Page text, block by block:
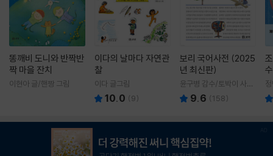
똥깨비 도니와 반짝반
짝 마을 잔치
이현아 글/핸짱 그림
이다의 날마다 자연관
찰
이다 글그림
10.0 (9)
보리 국어사전 (2025
년 최신판)
윤구병 감수/토박이 사전
편찬실 편
9.6 (158)